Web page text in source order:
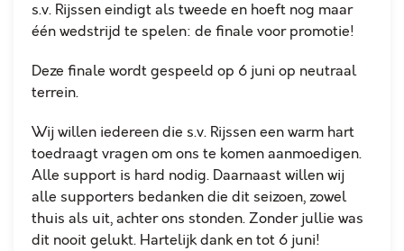
s.v. Rijssen eindigt als tweede en hoeft nog maar
één wedstrijd te spelen: de finale voor promotie!
Deze finale wordt gespeeld op 6 juni op neutraal
terrein.
Wij willen iedereen die s.v. Rijssen een warm hart
toedraagt vragen om ons te komen aanmoedigen.
Alle support is hard nodig. Daarnaast willen wij
alle supporters bedanken die dit seizoen, zowel
thuis als uit, achter ons stonden. Zonder jullie was
dit nooit gelukt. Hartelijk dank en tot 6 juni!